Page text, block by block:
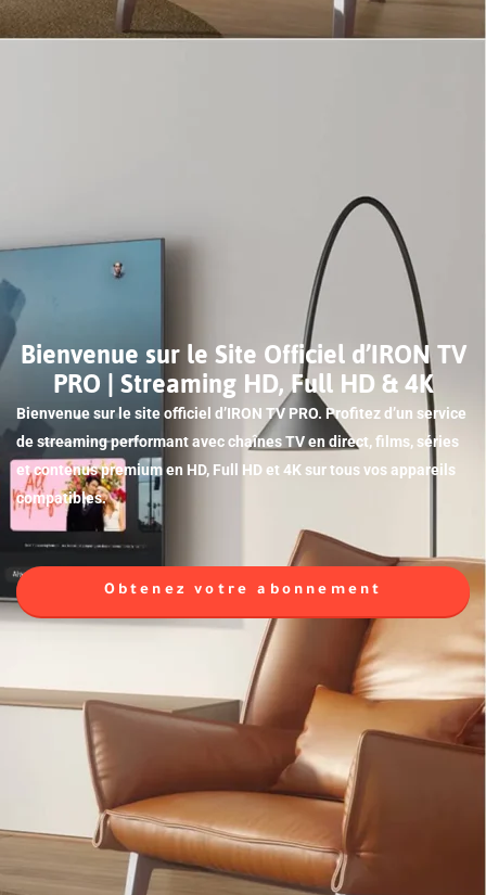
Bienvenue sur le Site Officiel d’IRON TV
PRO | Streaming HD, Full HD & 4K
Bienvenue sur le site officiel d’IRON TV PRO. Profitez d’un service
de streaming performant avec chaînes TV en direct, films, séries
et contenus premium en HD, Full HD et 4K sur tous vos appareils
compatibles.
Obtenez votre abonnement